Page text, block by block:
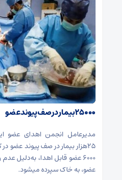
۲۵۰۰۰بیمار در صف پیوند عضو
مدیرعامل انجمن اهدای عضو
۲۵هزار بیمار در صف پیوند عضو
۶۰۰۰ عضو قابل اهدا، به‌دلیل
عضو، به خاک سپرده می‎شود.